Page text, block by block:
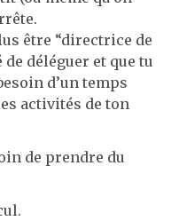
être “directrice de
de déléguer et que tu
d’un temps
activités de ton
de prendre du